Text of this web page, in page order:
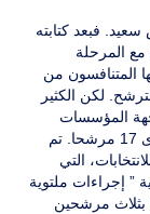
سعيد. فبعد كتابته
مع المرحلة
المتنافسون من
لكن الكثير
المؤسسات
القانونية والمالية والأمنية للدولة، ولم يبق منهم سوى 17 مرشحا. تم
التي
” إجراءات ملتوية
بثلاث مرشحين